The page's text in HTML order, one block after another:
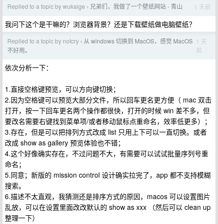
Replied to a topic by wukaige › 兄弟们，我做了一个壁纸网站 - 青山 1 天前
我问下这个是干嘛的？浏览器背景？还是下载壁纸做电脑壁纸？
Replied to a topic by notcry › 从 windows 切换到 MacOS，感觉 MacOS
不好用。
1 天
前
依次分析一下：
1.直接空格键预览，可以方向键切换；
2.因为空格键可以预览大部分文件，所以回车更名更方便（ mac 双击
打开，按一下回车更名两个操作都很快，打开的时候 win 差不多，但
要改名需要右键找到菜单项/或者移动鼠标点重命名，效率低更多）；
3.存在，但是可以把排列方式改成 list 只用上下可以一直切换。或者
改成 show as gallery 预览体验也不错；
4.这个好像确实存在，不过问题不大，有需要可以试试批量序列号重
命名；
5.同意；新版的 mission control 设计确实拉完了，app 都不支持模糊
搜索。
6.描述不太直观，我猜测还是排序方式的原因，macos 可以设置图片
乱放，可以在设置里面改改默认的 show as xxx （然后可以 clean up
整理一下）